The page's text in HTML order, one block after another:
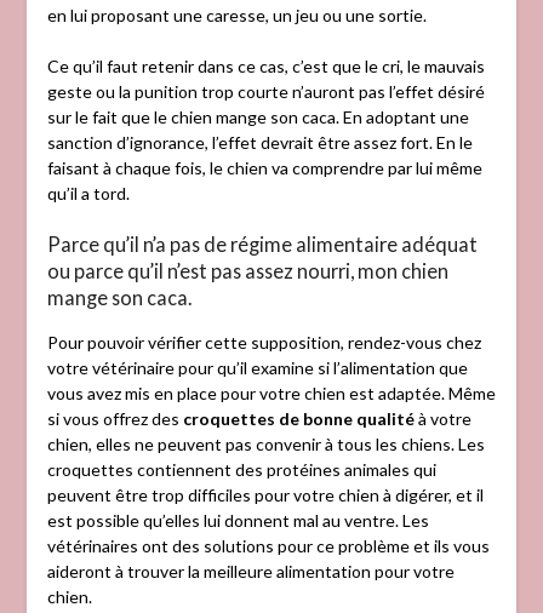
en lui proposant une caresse, un jeu ou une sortie.
Ce qu’il faut retenir dans ce cas, c’est que le cri, le mauvais
geste ou la punition trop courte n’auront pas l’effet désiré
sur le fait que le chien mange son caca. En adoptant une
sanction d’ignorance, l’effet devrait être assez fort. En le
faisant à chaque fois, le chien va comprendre par lui même
qu’il a tord.
Parce qu’il n’a pas de régime alimentaire adéquat
ou parce qu’il n’est pas assez nourri, mon chien
mange son caca.
Pour pouvoir vérifier cette supposition, rendez-vous chez
votre vétérinaire pour qu’il examine si l’alimentation que
vous avez mis en place pour votre chien est adaptée. Même
si vous offrez des croquettes de bonne qualitéà votre
chien, elles ne peuvent pas convenir à tous les chiens. Les
croquettes contiennent des protéines animales qui
peuvent être trop difficiles pour votre chien à digérer, et il
est possible qu’elles lui donnent mal au ventre. Les
vétérinaires ont des solutions pour ce problème et ils vous
aideront à trouver la meilleure alimentation pour votre
chien.